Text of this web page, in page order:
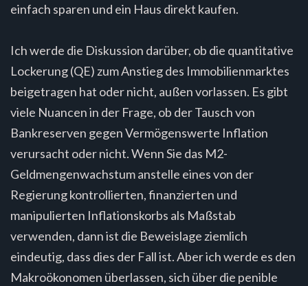
einfach sparen und ein Haus direkt kaufen.
Ich werde die Diskussion darüber, ob die quantitative
Lockerung (QE) zum Anstieg des Immobilienmarktes
beigetragen hat oder nicht, außen vorlassen. Es gibt
viele Nuancen in der Frage, ob der Tausch von
Bankreserven gegen Vermögenswerte Inflation
verursacht oder nicht. Wenn Sie das M2-
Geldmengenwachstum anstelle eines von der
Regierung kontrollierten, finanzierten und
manipulierten Inflationskorbs als Maßstab
verwenden, dann ist die Beweislage ziemlich
eindeutig, dass dies der Fall ist. Aber ich werde es den
Makroökonomen überlassen, sich über die penible